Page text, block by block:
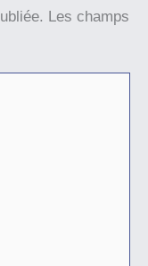
Les champs